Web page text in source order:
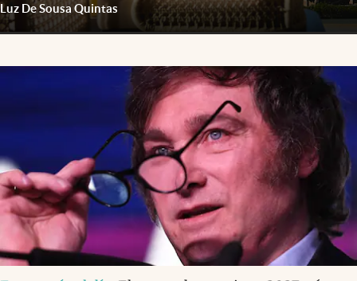
Luz De Sousa Quintas